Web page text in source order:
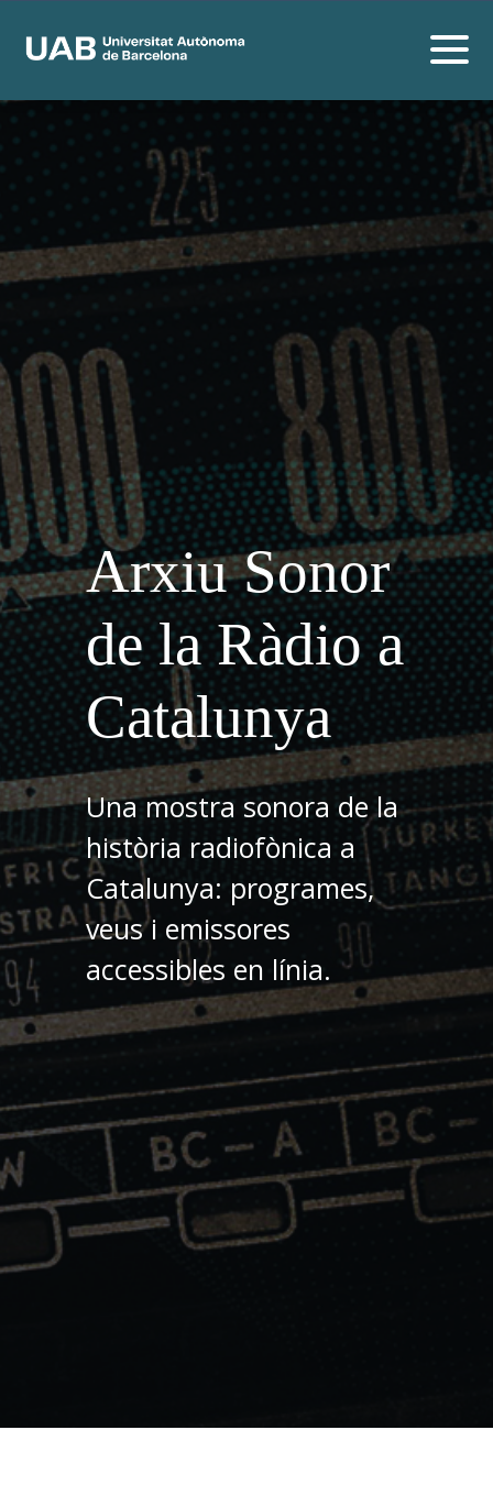
Arxiu Sonor
de la Ràdio a
Catalunya
Una mostra sonora de la
història radiofònica a
Catalunya: programes,
veus i emissores
accessibles en línia.